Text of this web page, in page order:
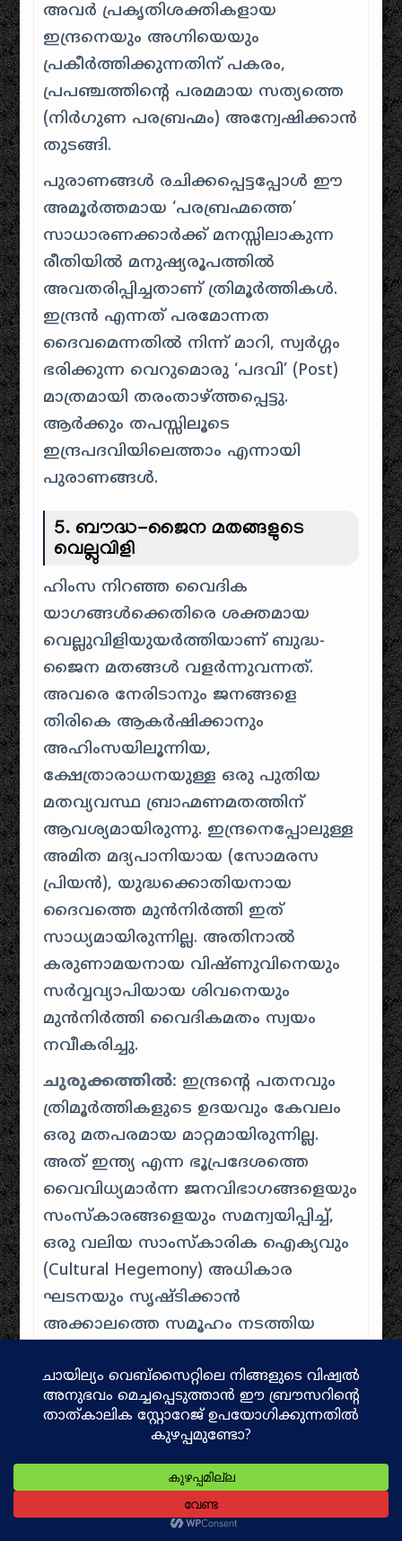
അവർ പ്രകൃതിശക്തികളായ
ഇന്ദ്രനെയും അഗ്നിയെയും
പ്രകീർത്തിക്കുന്നതിന് പകരം,
പ്രപഞ്ചത്തിന്റെ പരമമായ സത്യത്തെ
(നിർഗുണ പരബ്രഹ്മം) അന്വേഷിക്കാൻ
തുടങ്ങി.
പുരാണങ്ങൾ രചിക്കപ്പെട്ടപ്പോൾ ഈ
അമൂർത്തമായ ‘പരബ്രഹ്മത്തെ’
സാധാരണക്കാർക്ക് മനസ്സിലാകുന്ന
രീതിയിൽ മനുഷ്യരൂപത്തിൽ
അവതരിപ്പിച്ചതാണ് ത്രിമൂർത്തികൾ.
ഇന്ദ്രൻ എന്നത് പരമോന്നത
ദൈവമെന്നതിൽ നിന്ന് മാറി, സ്വർഗ്ഗം
ഭരിക്കുന്ന വെറുമൊരു ‘പദവി’ (Post)
മാത്രമായി തരംതാഴ്ത്തപ്പെട്ടു.
ആർക്കും തപസ്സിലൂടെ
ഇന്ദ്രപദവിയിലെത്താം എന്നായി
പുരാണങ്ങൾ.
5. ബൗദ്ധ-ജൈന മതങ്ങളുടെ
വെല്ലുവിളി
ഹിംസ നിറഞ്ഞ വൈദിക
യാഗങ്ങൾക്കെതിരെ ശക്തമായ
വെല്ലുവിളിയുയർത്തിയാണ് ബുദ്ധ-
ജൈന മതങ്ങൾ വളർന്നുവന്നത്.
അവരെ നേരിടാനും ജനങ്ങളെ
തിരികെ ആകർഷിക്കാനും
അഹിംസയിലൂന്നിയ,
ക്ഷേത്രാരാധനയുള്ള ഒരു പുതിയ
മതവ്യവസ്ഥ ബ്രാഹ്മണമതത്തിന്
ആവശ്യമായിരുന്നു. ഇന്ദ്രനെപ്പോലുള്ള
അമിത മദ്യപാനിയായ (സോമരസ
പ്രിയൻ), യുദ്ധക്കൊതിയനായ
ദൈവത്തെ മുൻനിർത്തി ഇത്
സാധ്യമായിരുന്നില്ല. അതിനാൽ
കരുണാമയനായ വിഷ്ണുവിനെയും
സർവ്വവ്യാപിയായ ശിവനെയും
മുൻനിർത്തി വൈദികമതം സ്വയം
നവീകരിച്ചു.
ചുരുക്കത്തിൽ: ഇന്ദ്രന്റെ പതനവും
ത്രിമൂർത്തികളുടെ ഉദയവും കേവലം
ഒരു മതപരമായ മാറ്റമായിരുന്നില്ല.
അത് ഇന്ത്യ എന്ന ഭൂപ്രദേശത്തെ
വൈവിധ്യമാർന്ന ജനവിഭാഗങ്ങളെയും
സംസ്കാരങ്ങളെയും സമന്വയിപ്പിച്ച്,
ഒരു വലിയ സാംസ്കാരിക ഐക്യവും
(Cultural Hegemony) അധികാര
ഘടനയും സൃഷ്ടിക്കാൻ
അക്കാലത്തെ സമൂഹം നടത്തിയ
പരിണാമമായിരുന്നു.